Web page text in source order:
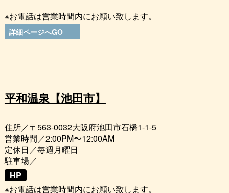
※お電話は営業時間内にお願い致します。
詳細ページへGO
平和温泉【池田市】
住所／〒563-0032大阪府池田市石橋1-1-5
営業時間／2:00PM〜12:00AM
定休日／毎週月曜日
駐車場／
HP
※お電話は営業時間内にお願い致します。